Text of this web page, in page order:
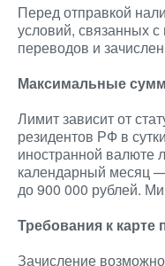
Перед отправкой
условий, связанных
переводов и
Максимальные
Лимит зависит от
резидентов РФ в
иностранной валюте
календарный месяц
до 900 000 рублей.
Требования к карте
Зачисление